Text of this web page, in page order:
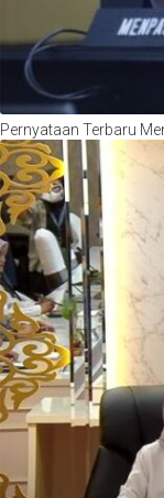
Pernyataan Terbaru